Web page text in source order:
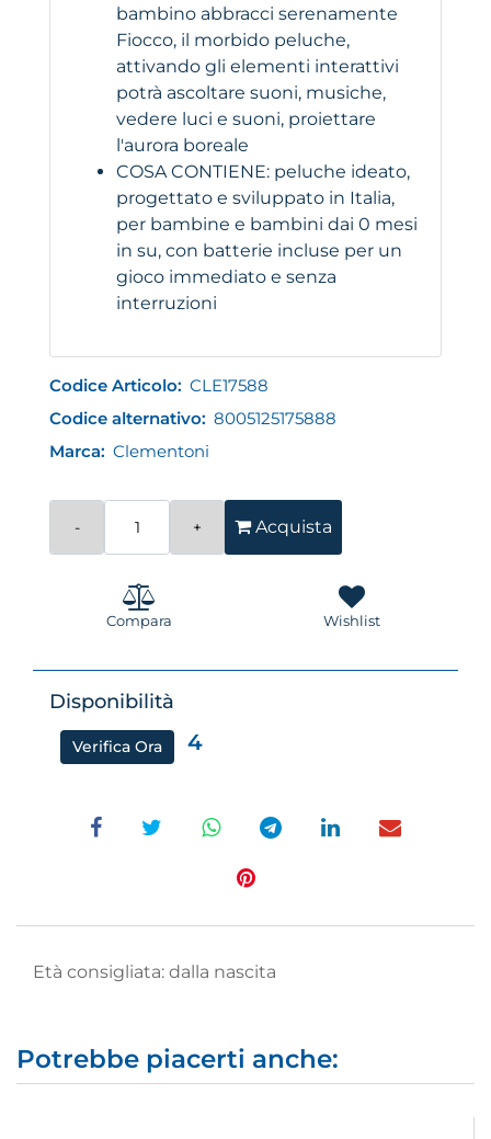
bambino abbracci serenamente
Fiocco, il morbido peluche,
attivando gli elementi interattivi
potrà ascoltare suoni, musiche,
vedere luci e suoni, proiettare
l'aurora boreale
COSA CONTIENE: peluche ideato,
progettato e sviluppato in Italia,
per bambine e bambini dai 0 mesi
in su, con batterie incluse per un
gioco immediato e senza
interruzioni
Codice Articolo: CLE17588
Codice alternativo: 8005125175888
Marca: Clementoni
Acquista
Compara Wishlist
Disponibilità
Verifica Ora 4
Età consigliata: dalla nascita
Potrebbe piacerti anche: